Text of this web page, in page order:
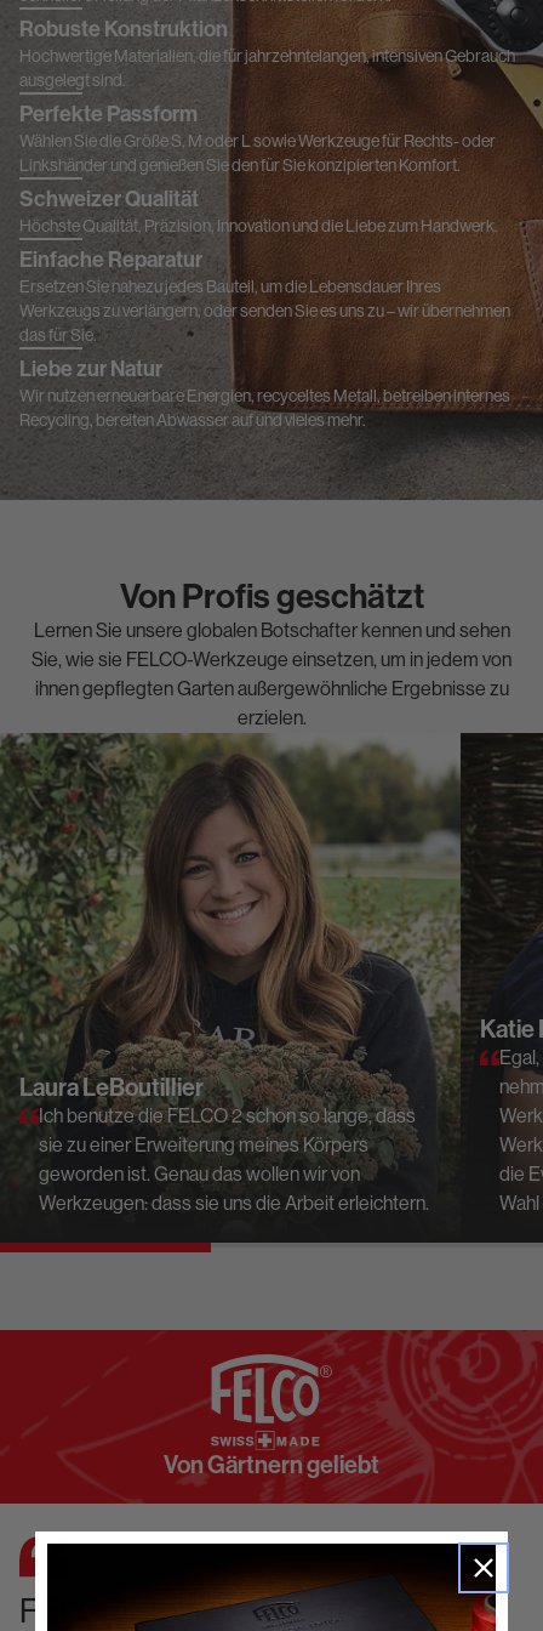
Robuste Konstruktion
Hochwertige Materialien, die für jahrzehntelangen, intensiven Gebrauch
ausgelegt sind.
Perfekte Passform
Wählen Sie die Größe S, M oder L sowie Werkzeuge für Rechts- oder
Linkshänder und genießen Sie den für Sie konzipierten Komfort.
Schweizer Qualität
Höchste Qualität, Präzision, Innovation und die Liebe zum Handwerk.
Einfache Reparatur
Ersetzen Sie nahezu jedes Bauteil, um die Lebensdauer Ihres
Werkzeugs zu verlängern, oder senden Sie es uns zu – wir übernehmen
das für Sie.
Liebe zur Natur
Wir nutzen erneuerbare Energien, recyceltes Metall, betreiben internes
Recycling, bereiten Abwasser auf und vieles mehr.
Von Profis geschätzt
Lernen Sie unsere globalen Botschafter kennen und sehen
Sie, wie sie FELCO-Werkzeuge einsetzen, um in jedem von
ihnen gepflegten Garten außergewöhnliche Ergebnisse zu
erzielen.
Laura LeBoutillier
Ich benutze die FELCO 2 schon so lange, dass
sie zu einer Erweiterung meines Körpers
geworden ist. Genau das wollen wir von
Werkzeugen: dass sie uns die Arbeit erleichtern.
Katie
die
Von Gärtnern geliebt
FELCO stellt exzellente